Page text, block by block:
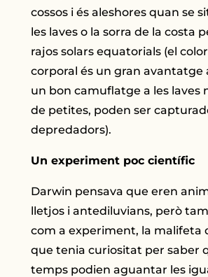
cossos i és aleshores quan se
les laves o la sorra de la costa
rajos solars equatorials (el
corporal és un gran avantatge
un bon camuflatge a les laves
de petites, poden ser
depredadors).
Un experiment poc científic
Darwin pensava que eren
lletjos i antediluvians, però
com a experiment, la malifeta
que tenia curiositat per saber
temps podien aguantar les